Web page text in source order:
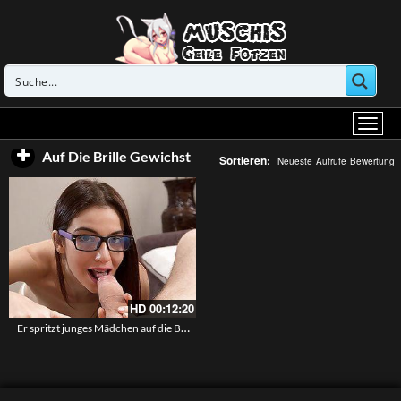
Auf Die Brille Gewichst Sortieren: Neueste Aufrufe Bewertung
HD 00:12:20
Er spritzt junges Mädchen auf die Brille